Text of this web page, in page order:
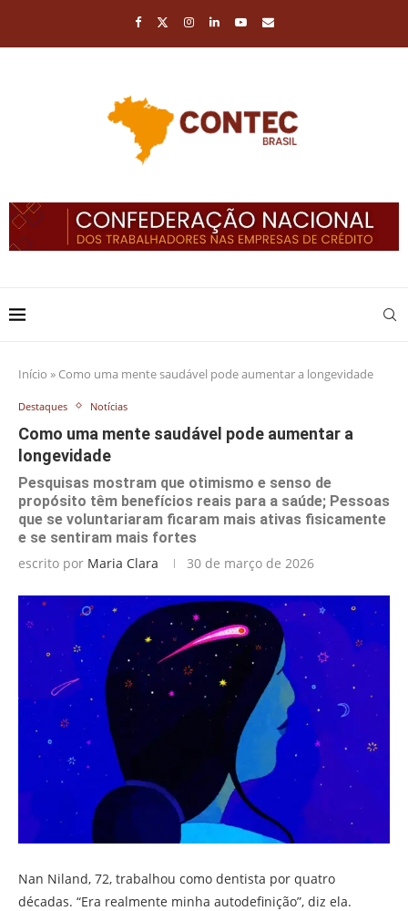
Início » Como uma mente saudável pode aumentar a longevidade
Destaques Notícias
Como uma mente saudável pode aumentar a
longevidade
Pesquisas mostram que otimismo e senso de
propósito têm benefícios reais para a saúde; Pessoas
que se voluntariaram ficaram mais ativas fisicamente
e se sentiram mais fortes
escrito por Maria Clara 30 de março de 2026
Nan Niland, 72, trabalhou como dentista por quatro
décadas. “Era realmente minha autodefinição”, diz ela.